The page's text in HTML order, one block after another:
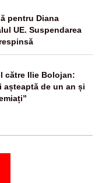
pentru Diana
UE. Suspendarea
către Ilie Bolojan:
așteaptă de un an și